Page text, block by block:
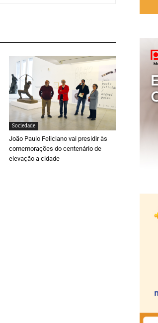
Sociedade
João Paulo Feliciano vai presidir às
comemorações do centenário de
elevação a cidade